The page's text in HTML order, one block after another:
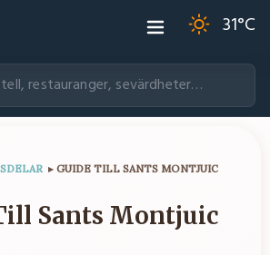
31°C
▸ GUIDE TILL SANTS MONTJUIC
Sants Montjuic